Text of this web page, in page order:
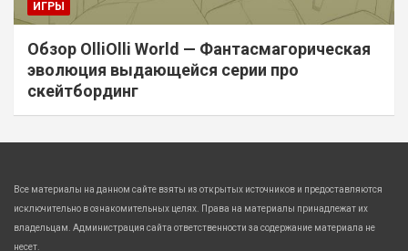
ИГРЫ
Обзор OlliOlli World — Фантасмагорическая
эволюция выдающейся серии про
скейтбординг
Все материалы на данном сайте взяты из открытых источников и предоставляются
исключительно в ознакомительных целях. Права на материалы принадлежат их
владельцам. Администрация сайта ответственности за содержание материала не
несет.